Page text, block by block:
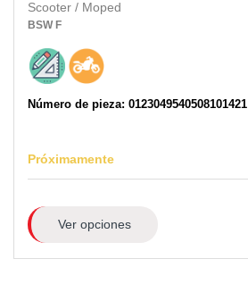
Scooter / Moped
BSW F
Número de pieza: 0123049540508101421
Próximamente
Ver opciones